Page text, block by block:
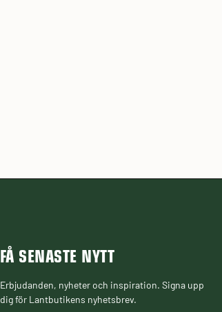
FÅ SENASTE NYTT
Erbjudanden, nyheter och inspiration. Signa upp
dig för Lantbutikens nyhetsbrev.